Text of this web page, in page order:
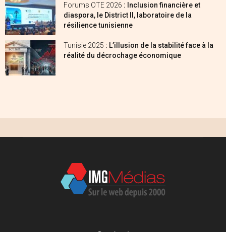
Forums OTE 2026 : Inclusion financière et
diaspora, le District II, laboratoire de la
résilience tunisienne
Tunisie 2025 : L’illusion de la stabilité face à la
réalité du décrochage économique